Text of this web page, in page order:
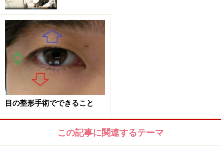
お化粧をすると内出血などもかなり隠すことができます
目の整形手術でできること
この記事に関連するテーマ